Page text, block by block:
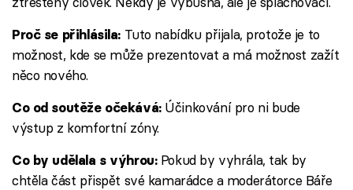
Proč se přihlásila: Tuto nabídku přijala, protože je to
možnost, kde se může prezentovat a má možnost zažít
něco nového.
Co od soutěže očekává:Účinkování pro ni bude
výstup z komfortní zóny.
Co by udělala s výhrou: Pokud by vyhrála, tak by
chtěla část přispět své kamarádce a moderátorce Báře